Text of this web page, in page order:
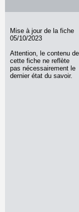
Mise à jour de la fiche
05/10/2023
Attention, le contenu de
cette fiche ne reflète
pas nécessairement le
dernier état du savoir.